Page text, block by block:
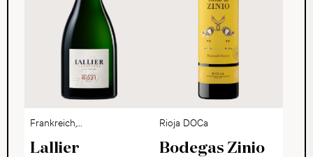
Frankreich,
Champagne
Lallier
Rioja DOCa
Bodegas Zinio